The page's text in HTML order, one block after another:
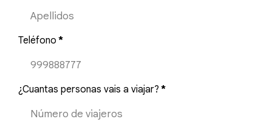
Teléfono *
¿Cuantas personas vais a viajar? *